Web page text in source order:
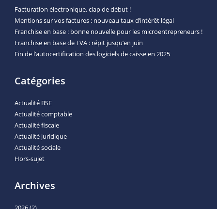
Facturation électronique, clap de début !
Mentions sur vos factures : nouveau taux d’intérêt légal
Franchise en base : bonne nouvelle pour les microentrepreneurs !
Franchise en base de TVA : répit jusqu’en juin
Fin de l’autocertification des logiciels de caisse en 2025
Catégories
Actualité BSE
Actualité comptable
Actualité fiscale
Actualité juridique
Actualité sociale
Hors-sujet
Archives